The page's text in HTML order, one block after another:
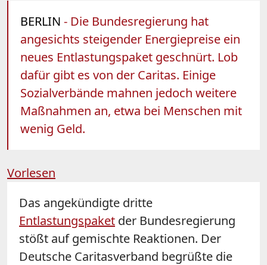
BERLIN - Die Bundesregierung hat
angesichts steigender Energiepreise ein
neues Entlastungspaket geschnürt. Lob
dafür gibt es von der Caritas. Einige
Sozialverbände mahnen jedoch weitere
Maßnahmen an, etwa bei Menschen mit
wenig Geld.
Vorlesen
Das angekündigte dritte
Entlastungspaket der Bundesregierung
stößt auf gemischte Reaktionen. Der
Deutsche Caritasverband begrüßte die